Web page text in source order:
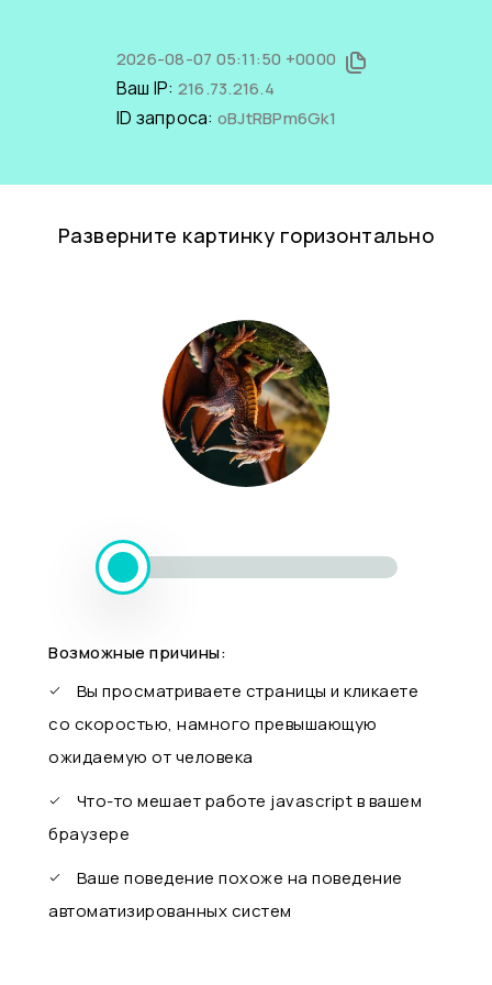
2026-08-07 05:11:50 +0000
Ваш IP: 216.73.216.4
ID запроса: oBJtRBPm6Gk1
Разверните картинку горизонтально
Возможные причины:
Вы просматриваете страницы и кликаете
со скоростью, намного превышающую
ожидаемую от человека
Что-то мешает работе javascript в вашем
браузере
Ваше поведение похоже на поведение
автоматизированных систем